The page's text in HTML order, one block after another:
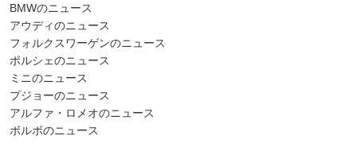
BMWのニュース
アウディのニュース
フォルクスワーゲンのニュース
ポルシェのニュース
ミニのニュース
プジョーのニュース
アルファ・ロメオのニュース
ボルボのニュース